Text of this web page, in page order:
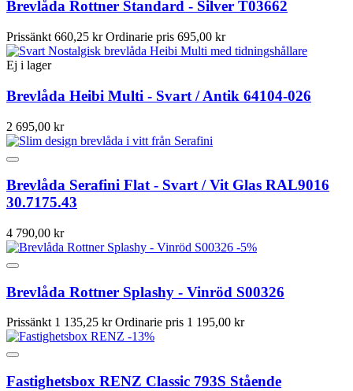
Brevlåda Rottner Standard - Silver T03662
Prissänkt 660,25 kr Ordinarie pris 695,00 kr
Ej i lager
Brevlåda Heibi Multi - Svart / Antik 64104-026
2 695,00 kr
Brevlåda Serafini Flat - Svart / Vit Glas RAL9016
30.7175.43
4 790,00 kr
-5%
Brevlåda Rottner Splashy - Vinröd S00326
Prissänkt 1 135,25 kr Ordinarie pris 1 195,00 kr
-13%
Fastighetsbox RENZ Classic 793S Stående